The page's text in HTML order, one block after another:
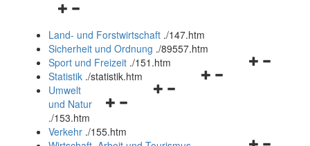
Navigationsmenü
und
schließen
Land- und Forstwirtschaft ./147.htm
Sicherheit und Ordnung ./89557.htm
Navigationsmenü
Sport und Freizeit ./151.htm
Navigationsmenü
Statistik ./statistik.htm
Navigationsmenü
und
schließen
Umwelt
und Natur
./153.htm
Verkehr ./155.htm